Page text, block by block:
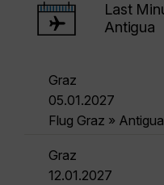
Last
Antigua
Graz
05.01.2027
Flug Graz »
Graz
12.01.2027